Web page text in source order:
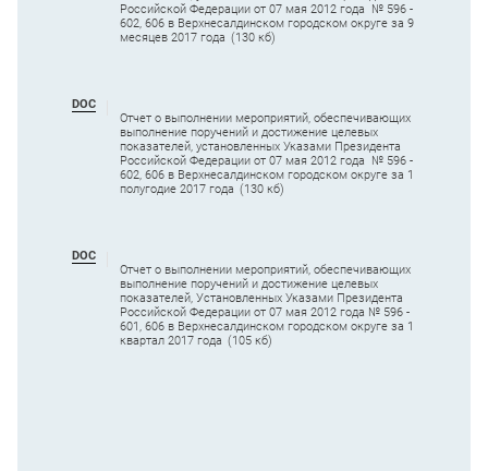
Российской Федерации от 07 мая 2012 года № 596 -
602, 606 в Верхнесалдинском городском округе за 9
месяцев 2017 года (130 кб)
DOC
Отчет о выполнении мероприятий, обеспечивающих
выполнение поручений и достижение целевых
показателей, установленных Указами Президента
Российской Федерации от 07 мая 2012 года № 596 -
602, 606 в Верхнесалдинском городском округе за 1
полугодие 2017 года (130 кб)
DOC
Отчет о выполнении мероприятий, обеспечивающих
выполнение поручений и достижение целевых
показателей, Установленных Указами Президента
Российской Федерации от 07 мая 2012 года № 596 -
601, 606 в Верхнесалдинском городском округе за 1
квартал 2017 года (105 кб)